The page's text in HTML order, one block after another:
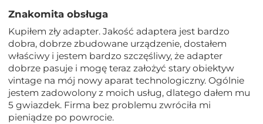
Znakomita obsługa
Kupiłem zły adapter. Jakość adaptera jest bardzo
dobra, dobrze zbudowane urządzenie, dostałem
właściwy i jestem bardzo szczęśliwy, że adapter
dobrze pasuje i mogę teraz założyć stary obiektyw
vintage na mój nowy aparat technologiczny. Ogólnie
jestem zadowolony z moich usług, dlatego dałem mu
5 gwiazdek. Firma bez problemu zwróciła mi
pieniądze po powrocie.